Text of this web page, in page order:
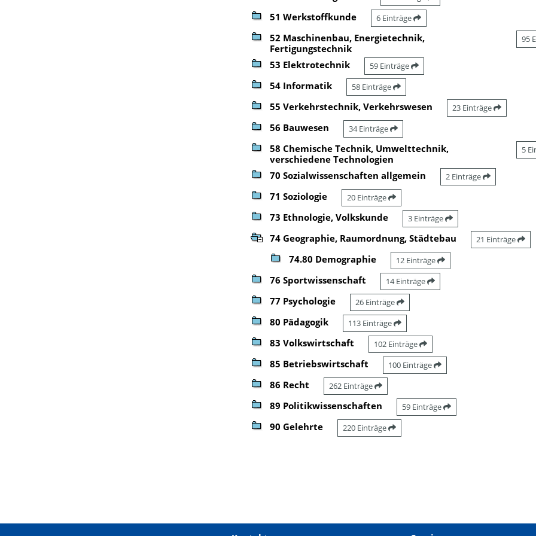
51 Werkstoffkunde 6 Einträge
52 Maschinenbau, Energietechnik,
Fertigungstechnik
95
53 Elektrotechnik 59 Einträge
54 Informatik 58 Einträge
55 Verkehrstechnik, Verkehrswesen 23 Einträge
56 Bauwesen 34 Einträge
58 Chemische Technik, Umwelttechnik,
verschiedene Technologien
5
70 Sozialwissenschaften allgemein 2 Einträge
71 Soziologie 20 Einträge
73 Ethnologie, Volkskunde 3 Einträge
74 Geographie, Raumordnung, Städtebau 21 Einträge
74.80 Demographie 12 Einträge
76 Sportwissenschaft 14 Einträge
77 Psychologie 26 Einträge
80 Pädagogik 113 Einträge
83 Volkswirtschaft 102 Einträge
85 Betriebswirtschaft 100 Einträge
86 Recht 262 Einträge
89 Politikwissenschaften 59 Einträge
90 Gelehrte 220 Einträge